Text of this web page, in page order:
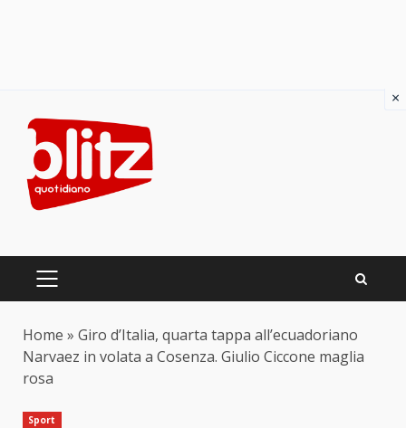
content
PRIMARY
Home » Giro d’Italia, quarta tappa all’ecuadoriano
Narvaez in volata a Cosenza. Giulio Ciccone maglia
rosa
Sport
×